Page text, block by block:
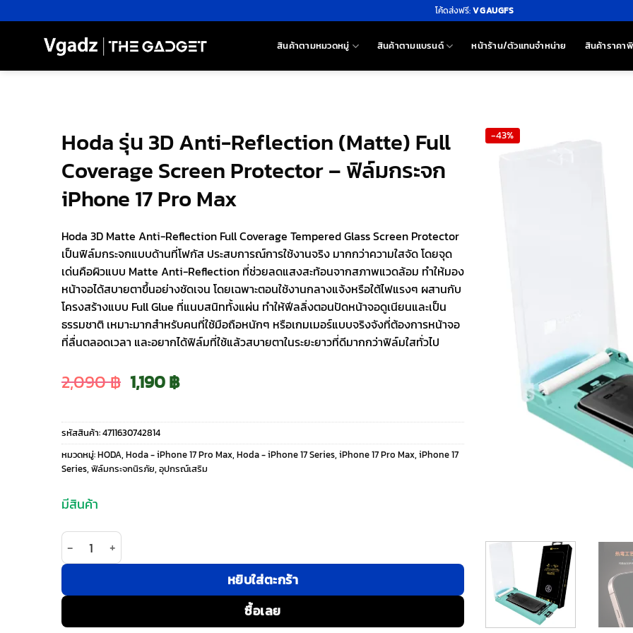
ไป
โค้ดส่งฟรี:VGAUGFS
สินค้าตามหมวดหมู่ สินค้าตามแบรนด์ หน้าร้าน/ตัวแทนจำหน่าย สินค้าราคา
Hoda รุ่น 3D Anti-Reflection (Matte) Full
Coverage Screen Protector – ฟิล์มกระจก
iPhone 17 Pro Max
Hoda 3D Matte Anti-Reflection Full Coverage Tempered Glass Screen Protector
เป็นฟิล์มกระจกแบบด้านที่โฟกัส ประสบการณ์การใช้งานจริง มากกว่าความใสจัด โดยจุด
เด่นคือผิวแบบ Matte Anti-Reflection ที่ช่วยลดแสงสะท้อนจากสภาพแวดล้อม ทำให้มอง
หน้าจอได้สบายตาขึ้นอย่างชัดเจน โดยเฉพาะตอนใช้งานกลางแจ้งหรือใต้ไฟแรงๆ ผสานกับ
โครงสร้างแบบ Full Glue ที่แนบสนิททั้งแผ่น ทำให้ฟีลลิ่งตอนปัดหน้าจอดูเนียนและเป็น
ธรรมชาติ เหมาะมากสำหรับคนที่ใช้มือถือหนักๆ หรือเกมเมอร์แบบจริงจังที่ต้องการหน้าจอ
ที่ลื่นตลอดเวลา และอยากได้ฟิล์มที่ใช้แล้วสบายตาในระยะยาวที่ดีมากกว่าฟิล์มใสทั่วไป
2,090฿ Original
price
was:
2,090 ฿.
1,190฿Current
price
is:
รหัสสินค้า:4711630742814
หมวดหมู่:HODA, Hoda - iPhone 17 Pro Max, Hoda - iPhone 17 Series, iPhone 17 Pro Max, iPhone 17
Series, ฟิล์มกระจกนิรภัย, อุปกรณ์เสริม
มีสินค้า
จำนวน Hoda รุ่น 3D Anti-Reflection (Matte) Full Coverage Screen Protector - ฟิล์มกระจก iPhone 17 Pro Max
หยิบใส่ตะกร้า
ซื้อเลย
-43%